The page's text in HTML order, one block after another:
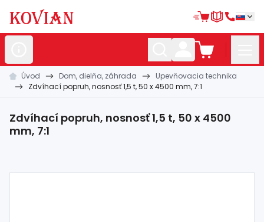
Nerezovépolotovary
Kovanépolotovary
Bránovésystémy
Úvod Dom, dielňa, záhrada
Upevňovacia technika
Zdvíhací popruh, nosnosť 1,5 t, 50 x 4500 mm, 7:1
Zdvíhací popruh, nosnosť 1,5 t, 50 x 4500
mm, 7:1